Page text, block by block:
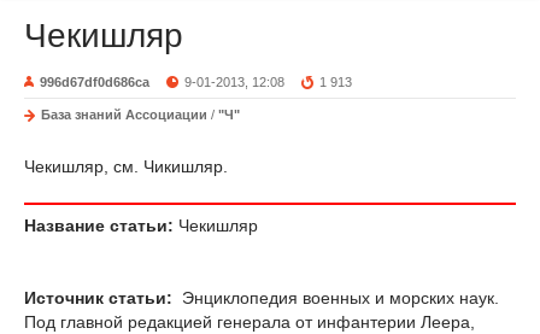
Чекишляр
996d67df0d686ca 9-01-2013, 12:08 1 913
База знаний Ассоциации / "Ч"
Чекишляр, см. Чикишляр.
Название статьи: Чекишляр
Источник статьи:
Энциклопедия военных и морских наук.
Под главной редакцией генерала от инфантерии Леера,